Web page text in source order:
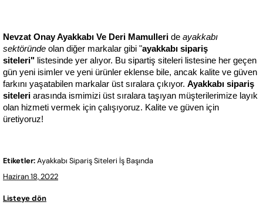
Nevzat Onay Ayakkabı Ve Deri Mamulleri de ayakkabı
sektöründe olan diğer markalar gibi "ayakkabı sipariş
siteleri" listesinde yer alıyor. Bu sipartiş siteleri listesine her geçen
gün yeni isimler ve yeni ürünler eklense bile, ancak kalite ve güven
farkını yaşatabilen markalar üst sıralara çıkıyor. Ayakkabı sipariş
siteleri arasında ismimizi üst sıralara taşıyan müşterilerimize layık
olan hizmeti vermek için çalışıyoruz. Kalite ve güven için
üretiyoruz!
Etiketler:Ayakkabı Sipariş Siteleri İş Başında
Haziran 18, 2022
Listeye dön